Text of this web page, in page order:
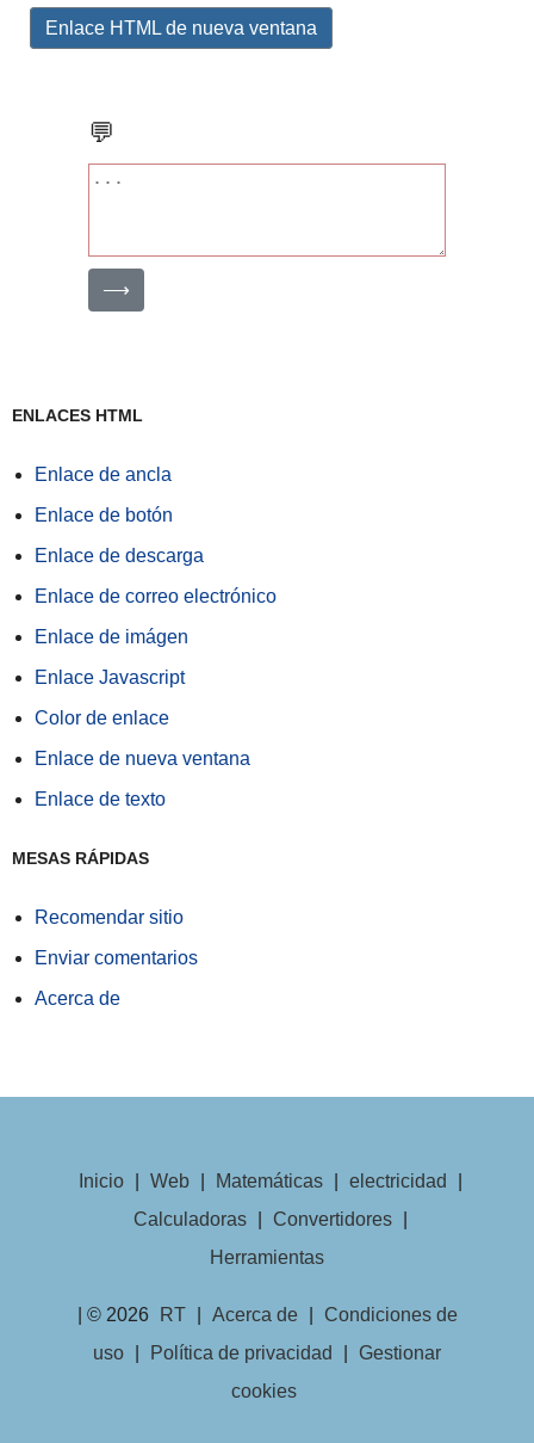
Enlace HTML de nueva ventana
💬
⟶
ENLACES HTML
Enlace de ancla
Enlace de botón
Enlace de descarga
Enlace de correo electrónico
Enlace de imágen
Enlace Javascript
Color de enlace
Enlace de nueva ventana
Enlace de texto
MESAS RÁPIDAS
Recomendar sitio
Enviar comentarios
Acerca de
Inicio Web Matemáticas electricidad
Calculadoras
Convertidores
Herramientas
| © 2026 RT Acerca de
Condiciones de
uso
Política de privacidad
Gestionar
cookies